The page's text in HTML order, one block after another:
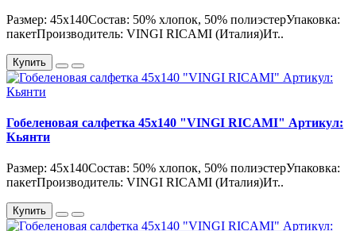
Размер: 45х140Состав: 50% хлопок, 50% полиэстерУпаковка:
пакетПроизводитель: VINGI RICAMI (Италия)Ит..
Купить
Гобеленовая салфетка 45х140 "VINGI RICAMI" Артикул:
Кьянти
Размер: 45х140Состав: 50% хлопок, 50% полиэстерУпаковка:
пакетПроизводитель: VINGI RICAMI (Италия)Ит..
Купить